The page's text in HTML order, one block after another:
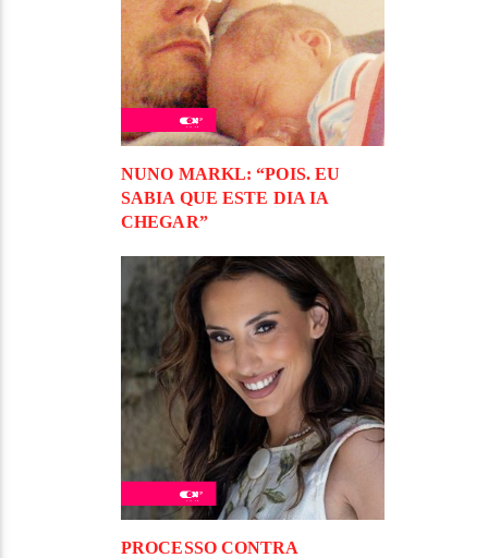
NUNO MARKL: “POIS. EU
SABIA QUE ESTE DIA IA
CHEGAR”
PROCESSO CONTRA